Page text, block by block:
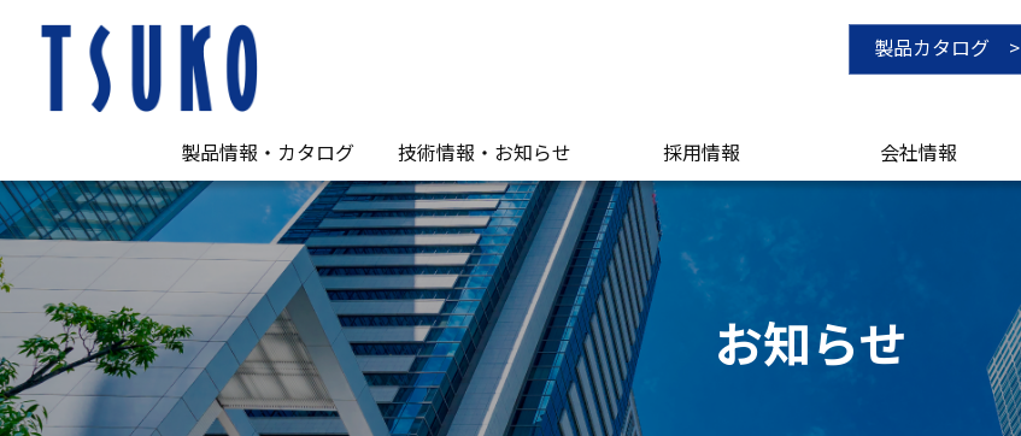
製品カタログ >
製品情報・カタログ
CAT6A 10GE Series
CAT6 1000E Series
CAT5e 350E Series
EX Series 細径ケーブル
光ファイバーケーブル
通信ケーブル
アクセサリー
FAイーサケーブル
カタログ・仕様書
ダウンロード
技術情報・お知らせ
お知らせ（一覧）
ニュースレター
TSUKO小江戸かわら版
技術情報
FAQ
採用情報 会社情報
お知らせ